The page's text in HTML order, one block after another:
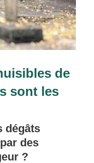
de
sont les
dégâts
des
?